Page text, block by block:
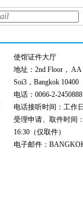
使馆证件大厅
地址：2nd Floor， AA
Soi3，Bangkok 10400
电话：0066-2-
电话接听时间：工作
受理申请、取件时间
16:30（仅取件）
电子邮件：